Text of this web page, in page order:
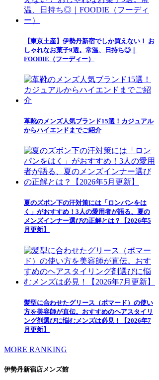
【東京土産】伊勢丹新宿でしか買えない！ お
しゃれなお菓子9選。常温、日持ち◎｜
FOODIE（フーディー）
革靴のメンズ人気ブランド15選！カジュアル
からハイエンドまでご紹介
夏のズボン下の汗対策には「ロンパンをは
く」がおすすめ！3人の愛用者が語る、夏の
メンズインナー選びの正解とは？【2026年5
月更新】
髪型に合わせたグリース（ポマード）の使い
方を美容師が直伝。おすすめのヘアスタイリ
ング剤選びに悩むメンズは必見！【2026年7
月更新】
MORE RANKING
伊勢丹新宿店メンズ館